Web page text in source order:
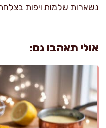
נשארות שלמות ויפות
אולי תאהבו גם: